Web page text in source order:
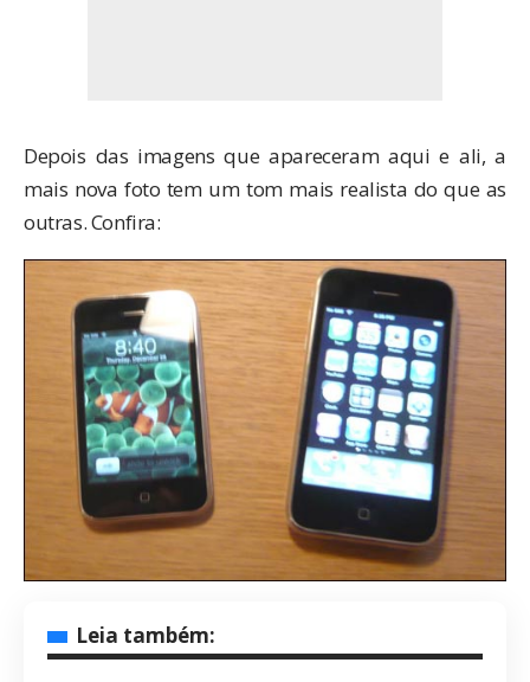
Depois das imagens que apareceramaqui eali, a
mais nova foto tem um tom mais realista do que as
outras. Confira:
Leia também: